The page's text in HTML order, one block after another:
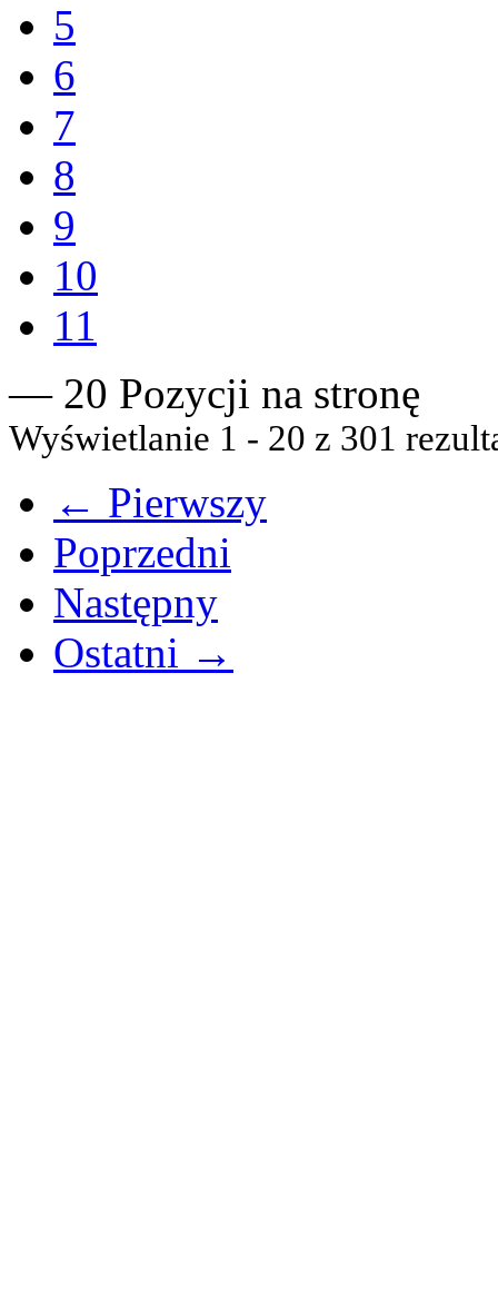
5
6
7
8
9
10
11
— 20 Pozycji na stronę
Wyświetlanie 1 - 20 z 301
← Pierwszy
Poprzedni
Następny
Ostatni →